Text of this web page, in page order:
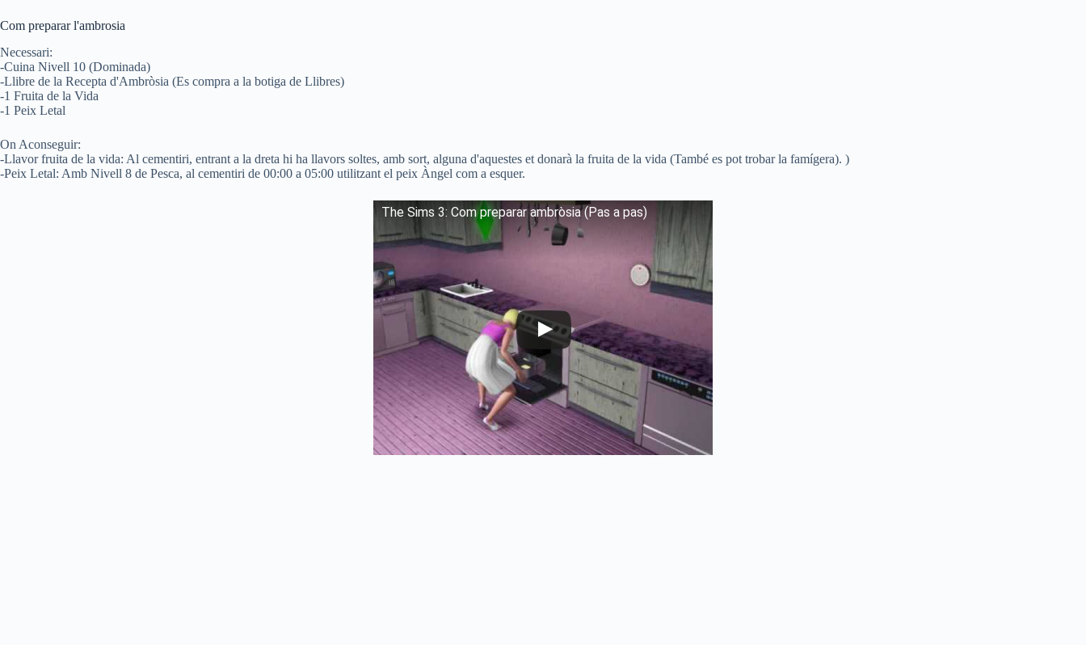
Com preparar l'ambrosia
Necessari:
-Cuina Nivell 10 (Dominada)
-Llibre de la Recepta d'Ambròsia (Es compra a la botiga de Llibres)
-1 Fruita de la Vida
-1 Peix Letal
On Aconseguir:
-Llavor fruita de la vida: Al cementiri, entrant a la dreta hi ha llavors soltes, amb sort, alguna d'aquestes et donarà la fruita de la vida (També es pot trobar la famígera). )
-Peix Letal: Amb Nivell 8 de Pesca, al cementiri de 00:00 a 05:00 utilitzant el peix Àngel com a esquer.
The Sims 3: Com preparar ambròsia (Pas a pas)